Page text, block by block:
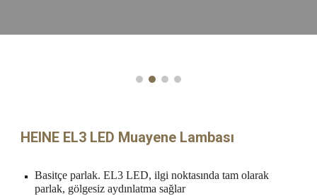
HEINE EL3 LED Muayene Lambası
Basitçe parlak. EL3 LED, ilgi noktasında tam olarak
parlak, gölgesiz aydınlatma sağlar